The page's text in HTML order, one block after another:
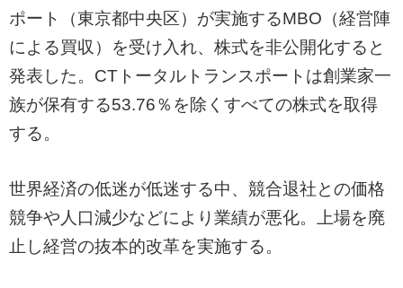
ポート（東京都中央区）が実施するMBO（経営陣
による買収）を受け入れ、株式を非公開化すると
発表した。CTトータルトランスポートは創業家一
族が保有する53.76％を除くすべての株式を取得
する。
世界経済の低迷が低迷する中、競合退社との価格
競争や人口減少などにより業績が悪化。上場を廃
止し経営の抜本的改革を実施する。